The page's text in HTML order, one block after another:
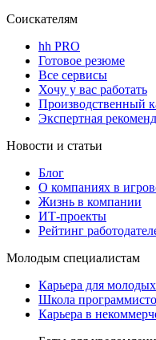
Соискателям
hh PRO
Готовое резюме
Все сервисы
Хочу у вас работать
Производственный
Экспертная
Новости и статьи
Блог
О компаниях в
Жизнь в компании
ИТ-проекты
Рейтинг
Молодым специалистам
Карьера для
Школа
Карьера в